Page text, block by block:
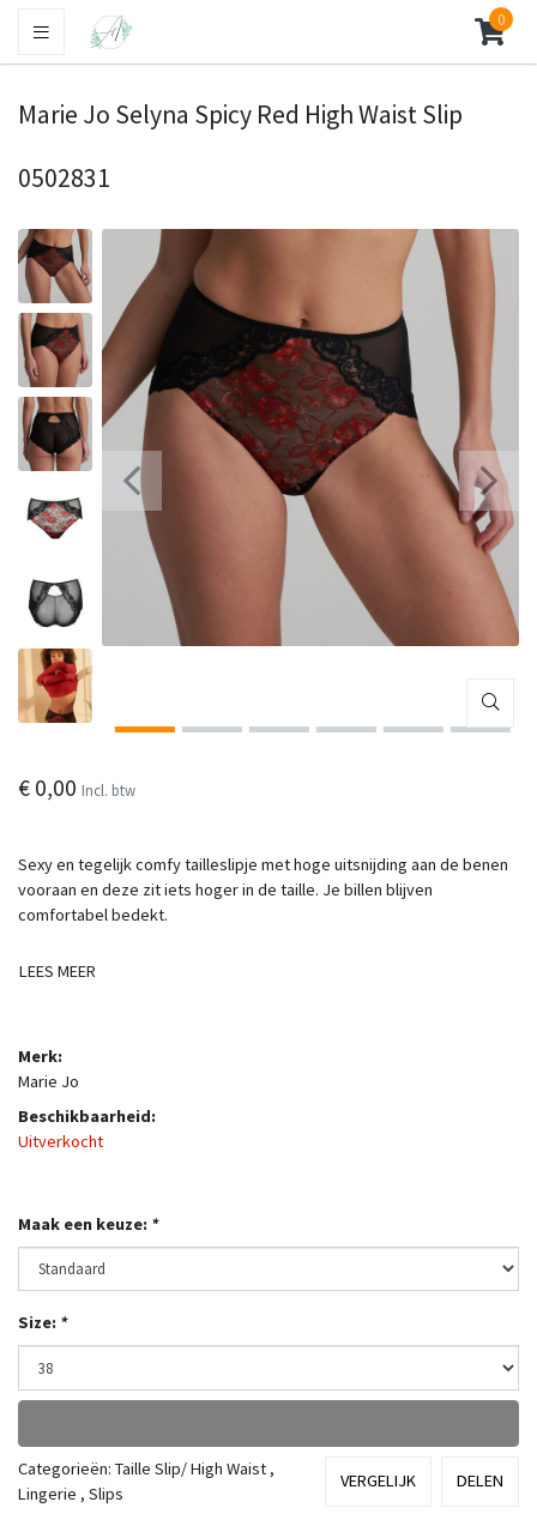
0
Marie Jo Selyna Spicy Red High Waist Slip
0502831
€ 0,00 Incl. btw
Sexy en tegelijk comfy tailleslipje met hoge uitsnijding aan de benen
vooraan en deze zit iets hoger in de taille. Je billen blijven
comfortabel bedekt.
LEES MEER
Merk:
Marie Jo
Beschikbaarheid:
Uitverkocht
Maak een keuze: *
Size: *
Categorieën: Taille Slip/ High Waist ,
Lingerie , Slips
VERGELIJK DELEN